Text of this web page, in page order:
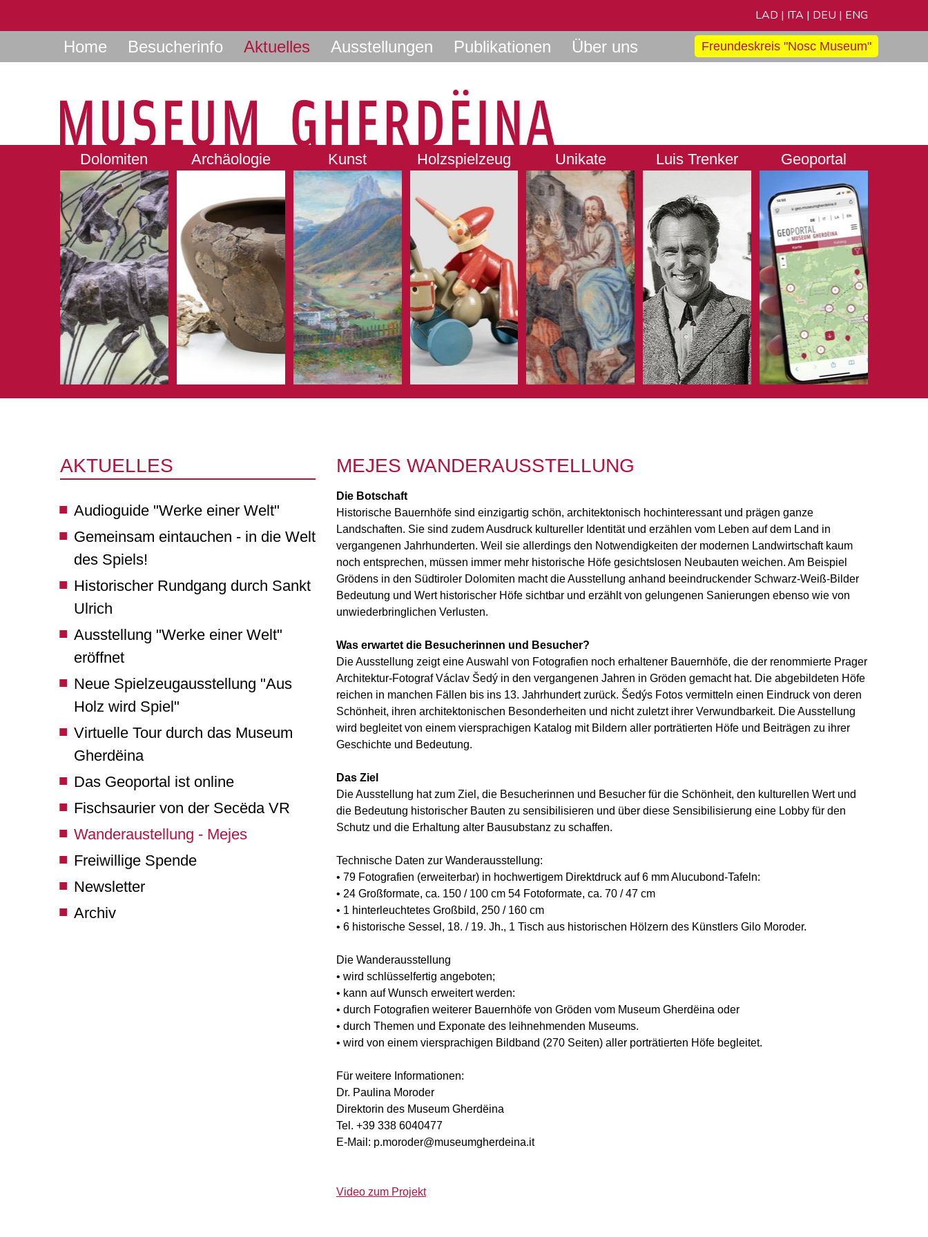
LAD | ITA | DEU | ENG
Home Besucherinfo Aktuelles Ausstellungen Publikationen Über uns Freundeskreis "Nosc Museum"
Dolomiten Archäologie Kunst Holzspielzeug Unikate Luis Trenker Geoportal
AKTUELLES
Audioguide "Werke einer Welt"
Gemeinsam eintauchen - in die Welt
des Spiels!
Historischer Rundgang durch Sankt
Ulrich
Ausstellung "Werke einer Welt"
eröffnet
Neue Spielzeugausstellung "Aus
Holz wird Spiel"
Virtuelle Tour durch das Museum
Gherdëina
Das Geoportal ist online
Fischsaurier von der Secëda VR
Wanderaustellung - Mejes
Freiwillige Spende
Newsletter
Archiv
MEJES WANDERAUSSTELLUNG
Die Botschaft
Historische Bauernhöfe sind einzigartig schön, architektonisch hochinteressant und prägen ganze
Landschaften. Sie sind zudem Ausdruck kultureller Identität und erzählen vom Leben auf dem Land in
vergangenen Jahrhunderten. Weil sie allerdings den Notwendigkeiten der modernen Landwirtschaft kaum
noch entsprechen, müssen immer mehr historische Höfe gesichtslosen Neubauten weichen. Am Beispiel
Grödens in den Südtiroler Dolomiten macht die Ausstellung anhand beeindruckender Schwarz-Weiß-Bilder
Bedeutung und Wert historischer Höfe sichtbar und erzählt von gelungenen Sanierungen ebenso wie von
unwiederbringlichen Verlusten.
Was erwartet die Besucherinnen und Besucher?
Die Ausstellung zeigt eine Auswahl von Fotografien noch erhaltener Bauernhöfe, die der renommierte Prager
Architektur-Fotograf Václav Šedý in den vergangenen Jahren in Gröden gemacht hat. Die abgebildeten Höfe
reichen in manchen Fällen bis ins 13. Jahrhundert zurück. Šedýs Fotos vermitteln einen Eindruck von deren
Schönheit, ihren architektonischen Besonderheiten und nicht zuletzt ihrer Verwundbarkeit. Die Ausstellung
wird begleitet von einem viersprachigen Katalog mit Bildern aller porträtierten Höfe und Beiträgen zu ihrer
Geschichte und Bedeutung.
Das Ziel
Die Ausstellung hat zum Ziel, die Besucherinnen und Besucher für die Schönheit, den kulturellen Wert und
die Bedeutung historischer Bauten zu sensibilisieren und über diese Sensibilisierung eine Lobby für den
Schutz und die Erhaltung alter Bausubstanz zu schaffen.
Technische Daten zur Wanderausstellung:
• 79 Fotografien (erweiterbar) in hochwertigem Direktdruck auf 6 mm Alucubond-Tafeln:
• 24 Großformate, ca. 150 / 100 cm 54 Fotoformate, ca. 70 / 47 cm
• 1 hinterleuchtetes Großbild, 250 / 160 cm
• 6 historische Sessel, 18. / 19. Jh., 1 Tisch aus historischen Hölzern des Künstlers Gilo Moroder.
Die Wanderausstellung
• wird schlüsselfertig angeboten;
• kann auf Wunsch erweitert werden:
• durch Fotografien weiterer Bauernhöfe von Gröden vom Museum Gherdëina oder
• durch Themen und Exponate des leihnehmenden Museums.
• wird von einem viersprachigen Bildband (270 Seiten) aller porträtierten Höfe begleitet.
Für weitere Informationen:
Dr. Paulina Moroder
Direktorin des Museum Gherdëina
Tel. +39 338 6040477
E-Mail: p.moroder@museumgherdeina.it
Video zum Projekt